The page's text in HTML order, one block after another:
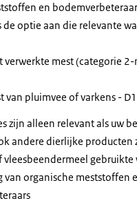
en
de optie aan die relevante
verwerkte mest (categorie
van pluimvee of varkens -
zijn alleen relevant als uw
andere dierlijke producten
gebruikte
van organische meststoffen